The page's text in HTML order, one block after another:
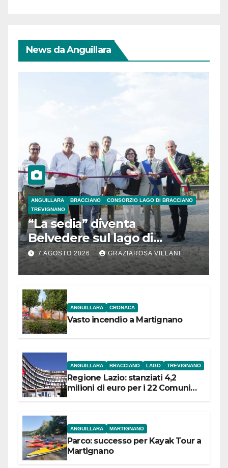
News da Anguillara
ANGUILLARA BRACCIANO
CONSORZIO LAGO DI BRACCIANO
TREVIGNANO
“La sedia” diventa
Belvedere sul lago di
Bracciano: ieri
l’inaugurazione
7 AGOSTO 2026 GRAZIAROSA VILLANI
ANGUILLARA CRONACA
Vasto incendio a Martignano
ANGUILLARA BRACCIANO LAGO TREVIGNANO
Regione Lazio: stanziati 4,2
milioni di euro per i 22 Comuni
ANGUILLARA MARTIGNANO
Parco: successo per Kayak Tour a
Martignano